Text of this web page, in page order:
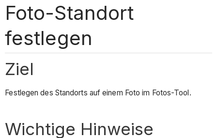
Foto-Standort
festlegen
Ziel
Festlegen des Standorts auf einem Foto im Fotos-Tool.
Wichtige Hinweise